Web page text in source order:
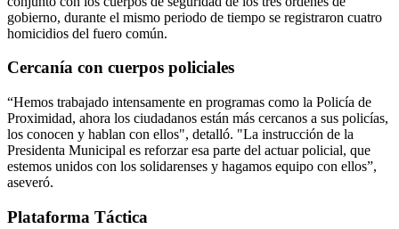
gobierno, durante el mismo periodo de tiempo se registraron cuatro
homicidios del fuero común.
Cercanía con cuerpos policiales
“Hemos trabajado intensamente en programas como la Policía de
Proximidad, ahora los ciudadanos están más cercanos a sus policías,
los conocen y hablan con ellos", detalló. "La instrucción de la
Presidenta Municipal es reforzar esa parte del actuar policial, que
estemos unidos con los solidarenses y hagamos equipo con ellos”,
aseveró.
Plataforma Táctica